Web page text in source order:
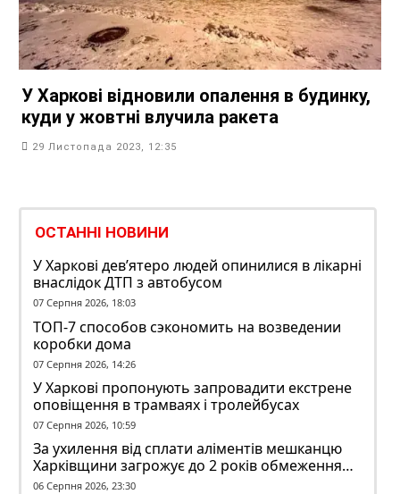
У Харкові відновили опалення в будинку,
куди у жовтні влучила ракета
29 Листопада 2023, 12:35
ОСТАННІ НОВИНИ
У Харкові дев’ятеро людей опинилися в лікарні
внаслідок ДТП з автобусом
07 Серпня 2026, 18:03
ТОП-7 способов сэкономить на возведении
коробки дома
07 Серпня 2026, 14:26
У Харкові пропонують запровадити екстрене
оповіщення в трамваях і тролейбусах
07 Серпня 2026, 10:59
За ухилення від сплати аліментів мешканцю
Харківщини загрожує до 2 років обмеження
волі
06 Серпня 2026, 23:30